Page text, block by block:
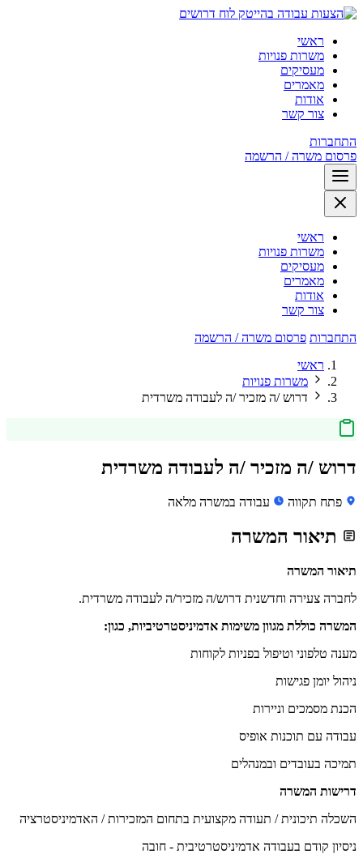
לוח דרושים
ראשי
משרות פנויות
מעסיקים
מאמרים
אודות
צור קשר
התחברות
פרסום משרה / הרשמה
ראשי
משרות פנויות
מעסיקים
מאמרים
אודות
צור קשר
התחברות פרסום משרה / הרשמה
ראשי
משרות פנויות
דרוש /ה מזכיר /ה לעבודה משרדית
דרוש /ה מזכיר /ה לעבודה משרדית
פתח תקווה עבודה במשרה מלאה
תיאור המשרה
תיאור המשרה
לחברה צעירה וחדשנית דרוש/ה מזכיר/ה לעבודה משרדית.
המשרה כוללת מגוון משימות אדמיניסטרטיביות, כגון:
מענה טלפוני וטיפול בפניות לקוחות
ניהול יומן פגישות
הכנת מסמכים וניירות
עבודה עם תוכנות אופיס
תמיכה בעובדים ובמנהלים
דרישות המשרה
השכלה תיכונית / תעודה מקצועית בתחום המזכירות / האדמיניסטרציה
ניסיון קודם בעבודה אדמיניסטרטיבית - חובה